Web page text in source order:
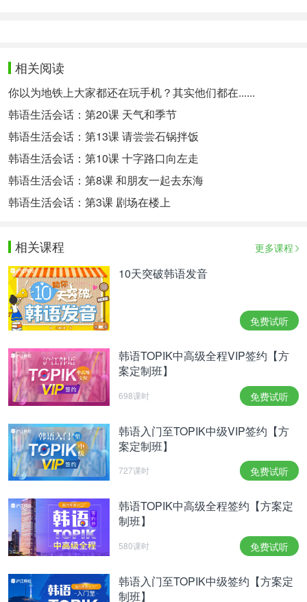
관계하다【自动词】关系到 ，涉及
들어가다【自动词】进入 ，转入
더러【副词】多少 ，一些 ，一部分
한정되다【自动词】限制 ，限定
전제되다【自动词】前提
촛불【名词】烛火 ，烛光
-은/는커녕
限定：接在名词后。和谓词搭配使用时，用“기는커
녕”；在表示否定意义的句中，使用“N1는/은커녕N2
도”的格式，后一名词后面加“도”或“조차”。 大意：通
过对前面两个事物的比较，对范围进行限定。类似于
汉语的“且不用说……就连……也……”。
그는 결혼은커녕 연애도 한번 못해 본 사람입나다.
他且不用说结婚，就连恋爱也没谈过的人。
저는 해외 여행은커녕 제주도에도 못 가 보았습니다.
我且不用说海外旅行，就连济州岛也没去过。
-을/ㄹ 수 있다
和谓词词干及体词谓词形连用，用来表示有做某事的
能力或有某种可能性。 形态：当前面的词干有收音
时，接“-을 수 있다”，当前面的词干没有收音时，
接“-ㄹ 수 있다”。 *“-을/ㄹ 수 있다”的否定形式为“-을/
ㄹ 수 없다“。
相关阅读
你以为地铁上大家都还在玩手机？其实他们都在......
韩语生活会话：第20课 天气和季节
韩语生活会话：第13课 请尝尝石锅拌饭
韩语生活会话：第10课 十字路口向左走
韩语生活会话：第8课 和朋友一起去东海
韩语生活会话：第3课 剧场在楼上
相关课程 更多课程
10天突破韩语发音
免费试听
韩语TOPIK中高级全程VIP签约【方
案定制班】
698课时 免费试听
韩语入门至TOPIK中级VIP签约【方
案定制班】
727课时 免费试听
韩语TOPIK中高级全程签约【方案定
制班】
580课时 免费试听
韩语入门至TOPIK中级签约【方案定
制班】